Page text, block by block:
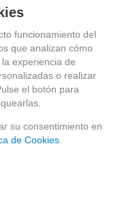
funcionamiento del
que analizan cómo
experiencia de
o realizar
el botón para
su consentimiento en
de Cookies